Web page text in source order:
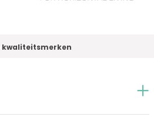
kwaliteitsmerken